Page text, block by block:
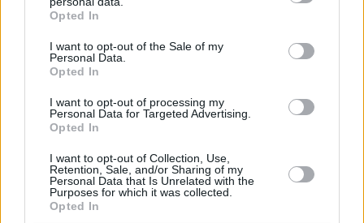
grant or deny consent to Google and its third-party tags to
use your data for below specified purposes in below Google
consent section.
Opted In
I want to opt-out of the Sale of my
Personal Data.
Opted In
I want to opt-out of processing my
Personal Data for Targeted Advertising.
Opted In
I want to opt-out of Collection, Use,
Retention, Sale, and/or Sharing of my
Personal Data that Is Unrelated with the
Purposes for which it was collected.
Opted In
Χωροταξικό για τον τουρισμό: Οι νέοι
κανόνες για επενδύσεις, Airbnb και
08.08.2026, 08:10 2
Η φωτογραφία του Τσιτσιπά αγκαλιά
με τη σύντροφό του στην Ελβετία και